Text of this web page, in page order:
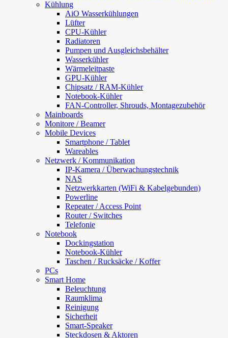
Kühlung
AiO Wasserkühlungen
Lüfter
CPU-Kühler
Radiatoren
Pumpen und Ausgleichsbehälter
Wasserkühler
Wärmeleitpaste
GPU-Kühler
Chipsatz / RAM-Kühler
Notebook-Kühler
FAN-Controller, Shrouds, Montagezubehör
Mainboards
Monitore / Beamer
Mobile Devices
Smartphone / Tablet
Wareables
Netzwerk / Kommunikation
IP-Kamera / Überwachungstechnik
NAS
Netzwerkkarten (WiFi & Kabelgebunden)
Powerline
Repeater / Access Point
Router / Switches
Telefonie
Notebook
Dockingstation
Notebook-Kühler
Taschen / Rucksäcke / Koffer
PCs
Smart Home
Beleuchtung
Raumklima
Reinigung
Sicherheit
Smart-Speaker
Steckdosen & Aktoren